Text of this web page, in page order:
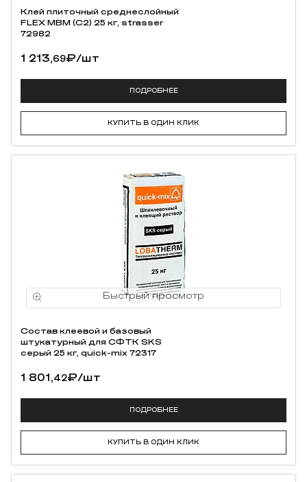
Клей плиточный среднеслойный
FLEX MBM (C2) 25 кг, strasser
72982
1 213,69₽/шт
ПОДРОБНЕЕ
КУПИТЬ В ОДИН КЛИК
Состав клеевой и базовый
штукатурный для СФТК SKS
серый 25 кг, quick-mix 72317
1 801,42₽/шт
ПОДРОБНЕЕ
КУПИТЬ В ОДИН КЛИК